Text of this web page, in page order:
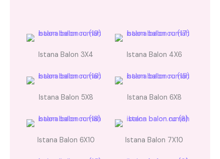
Istana Balon 3X4 Istana Balon 4X6
Istana Balon 5X8 Istana Balon 6X8
Istana Balon 6X10 Istana Balon 7X10